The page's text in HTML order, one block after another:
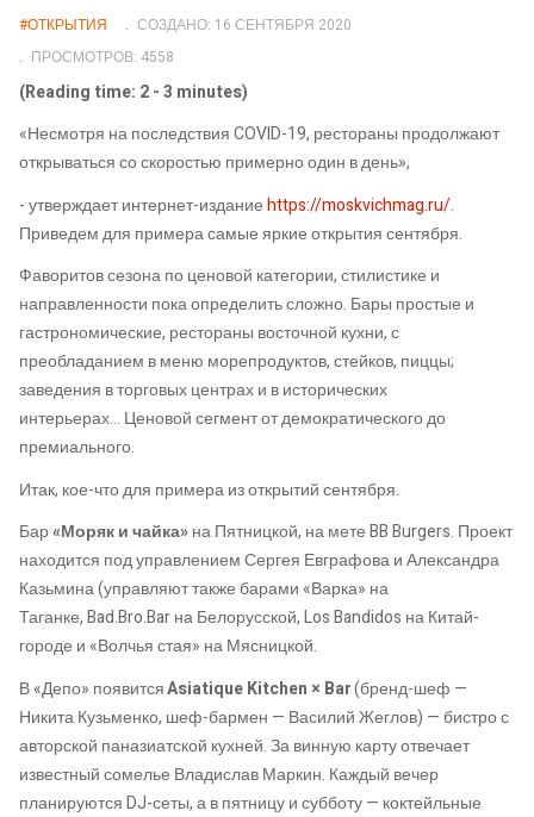
#ОТКРЫТИЯ
СОЗДАНО: 16 СЕНТЯБРЯ 2020
ПРОСМОТРОВ: 4558
(Reading time: 2 - 3 minutes)
«Несмотря на последствия COVID-19, рестораны продолжают
открываться со скоростью примерно один в день»,
- утверждаетинтернет-изданиеhttps://moskvichmag.ru/.
Приведем для примера самые яркиеоткрытиясентября.
Фаворитов сезона по ценовой категории, стилистике и
направленности пока определить сложно. Бары простые и
гастрономические, рестораны восточной кухни, с
преобладанием в меню морепродуктов, стейков, пиццы;
заведения в торговых центрах и в исторических
интерьерах… Ценовой сегмент от демократического до
премиального.
Итак, кое-что для примера из открытий сентября.
Бар«Моряк и чайка»на Пятницкой, на метеBBBurgers. Проект
находится под управлением Сергея Евграфова и Александра
Казьмина(управляют также барами «Варка» на
Таганке,Bad.Bro.Barна Белорусской,LosBandidos на Китай-
городе и «Волчья стая» на Мясницкой.
В «Депо» появитсяAsiatiqueKitchen × Bar(бренд-шеф —
Никита Кузьменко, шеф-бармен — Василий Жеглов) — бистро с
авторской паназиатской кухней. За винную карту отвечает
известный сомелье Владислав Маркин. Каждый вечер
планируются DJ-сеты, а в пятницу и субботу — коктейльные